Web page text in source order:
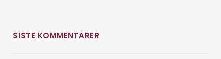
SISTE KOMMENTARER